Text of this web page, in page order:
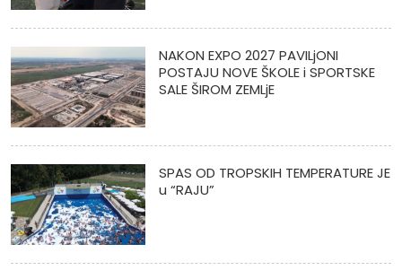
NAKON EXPO 2027 PAVILjONI
POSTAJU NOVE ŠKOLE i SPORTSKE
SALE ŠIROM ZEMLjE
SPAS OD TROPSKIH TEMPERATURE JE
u “RAJU”